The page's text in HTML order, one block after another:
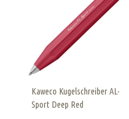
Kaweco Kugelschreiber AL-
Sport Deep Red